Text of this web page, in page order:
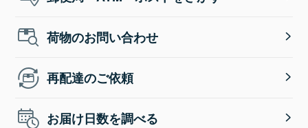
荷物のお問い合わせ
再配達のご依頼
お届け日数を調べる